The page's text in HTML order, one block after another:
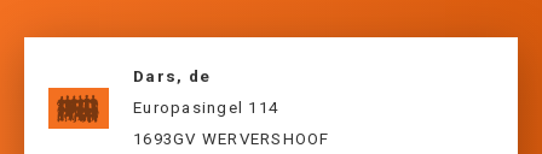
Dars, de
Europasingel 114
1693GV WERVERSHOOF